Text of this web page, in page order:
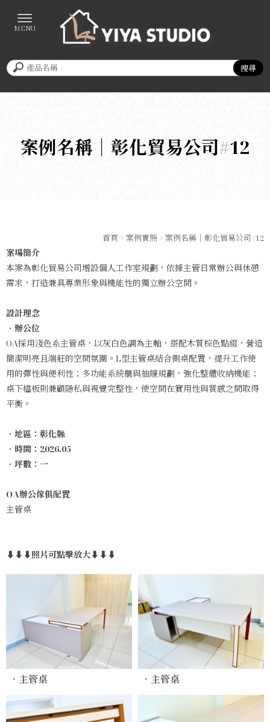
案例名稱｜彰化貿易公司#12
首頁 >案例實照 > 案例名稱｜彰化貿易公司#12
案場簡介
本案為彰化貿易公司增設個人工作室規劃，依據主管日常辦公與休憩
需求，打造兼具專業形象與機能性的獨立辦公空間。
設計理念
．辦公位
OA採用淺色系主管桌，以灰白色調為主軸，搭配木質棕色點綴，營造
簡潔明亮且端莊的空間氛圍。L型主管桌結合側桌配置，提升工作使
用的彈性與便利性；多功能系統櫃與抽屜規劃，強化整體收納機能；
桌下檔板則兼顧隱私與視覺完整性，使空間在實用性與質感之間取得
平衡。
．地區：彰化縣
．時間：2026.05
．坪數：一
OA辦公傢俱配置
主管桌
⬇⬇⬇照片可點擊放大⬇⬇⬇
．主管桌 ．主管桌